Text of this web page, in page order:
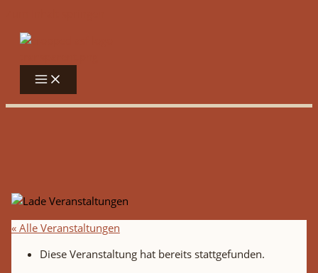
« Alle Veranstaltungen
Diese Veranstaltung hat bereits stattgefunden.